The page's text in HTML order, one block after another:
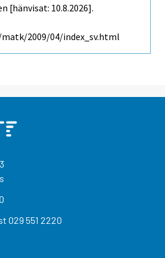
[hänvisat: 10.8.2026].
2009/04/index_sv.html
029 551 2220